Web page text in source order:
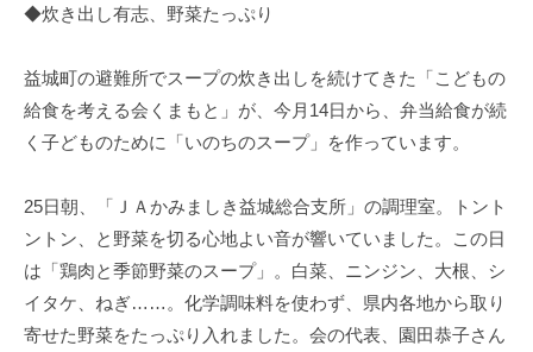
◆炊き出し有志、野菜たっぷり
益城町の避難所でスープの炊き出しを続けてきた「こどもの
給食を考える会くまもと」が、今月14日から、弁当給食が続
く子どものために「いのちのスープ」を作っています。
25日朝、「ＪＡかみましき益城総合支所」の調理室。トント
ントン、と野菜を切る心地よい音が響いていました。この日
は「鶏肉と季節野菜のスープ」。白菜、ニンジン、大根、シ
イタケ、ねぎ……。化学調味料を使わず、県内各地から取り
寄せた野菜をたっぷり入れました。会の代表、園田恭子さん